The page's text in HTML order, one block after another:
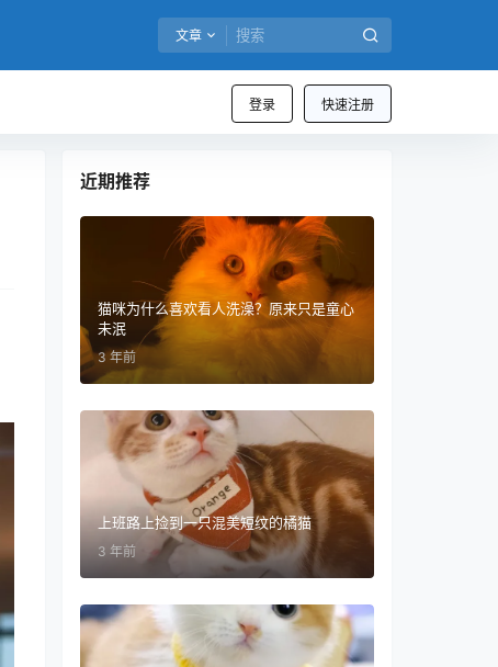
文章
登录 快速注册
近期推荐
猫咪为什么喜欢看人洗澡？原来只是童心
未泯
3 年前
上班路上捡到一只混美短纹的橘猫
3 年前